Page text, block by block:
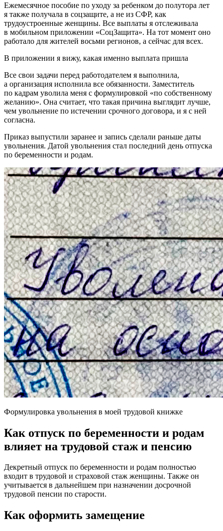
Ежемесячное пособие по уходу за ребенком до полутора лет
я также получала в соцзащите, а не из СФР, как
трудоустроенные женщины. Все выплаты я отслеживала
в мобильном приложении «СоцЗащита». На тот момент оно
работало для жителей восьми регионов, а сейчас для всех.
В приложении я вижу, какая именно выплата пришла
Все свои задачи перед работодателем я выполнила,
а организация исполнила все обязанности. Заместитель
по кадрам уволила меня с формулировкой «по собственному
желанию». Она считает, что такая причина выглядит лучше,
чем увольнение по истечении срочного договора, и я с ней
согласна.
Приказ выпустили заранее и запись сделали раньше даты
увольнения. Датой увольнения стал последний день отпуска
по беременности и родам.
Формулировка увольнения в моей трудовой книжке
Как отпуск по беременности и родам
влияет на трудовой стаж и пенсию
Декретный отпуск по беременности и родам полностью
входит в трудовой и страховой стаж женщины. Также он
учитывается в дальнейшем при назначении досрочной
трудовой пенсии по старости.
Как оформить замещение